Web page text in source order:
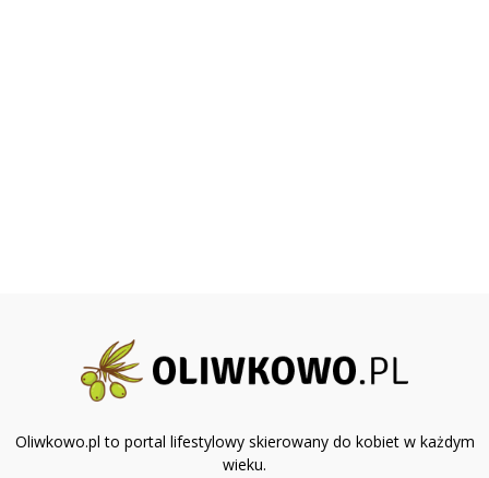
Oliwkowo.pl to portal lifestylowy skierowany do kobiet w każdym
wieku.